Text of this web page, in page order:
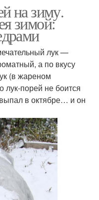
на зиму.
зимой:
лук —
а по вкусу
(в жареном
порей не боится
в октябре… и он